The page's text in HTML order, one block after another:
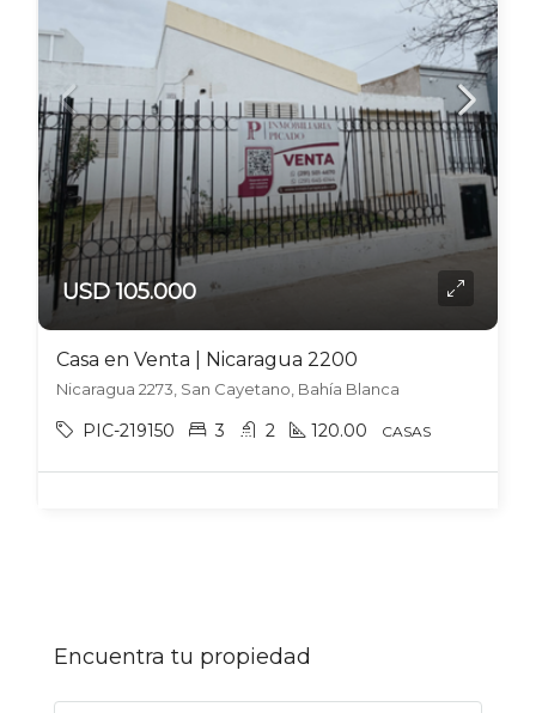
USD 105.000
Casa en Venta | Nicaragua 2200
Nicaragua 2273, San Cayetano, Bahía Blanca
PIC-219150 3 2 120.00 CASAS
Encuentra tu propiedad